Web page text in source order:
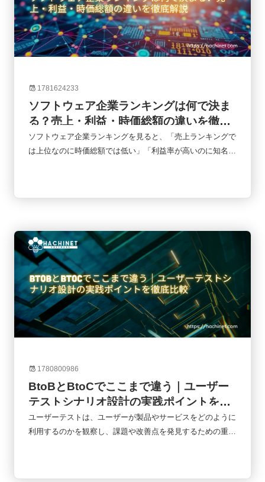
1781624233
ソフトウェア企業ランキングは何で決ま
る？売上・利益・時価総額の違いを徹底
解説
ソフトウェア企業ランキングを見ると、「売上ランキングで
は上位なのに時価総額では低い」「利益率が高いのに知名度
かをわかりやすく解説します。
1780800986
BtoBとBtoCでここまで違う｜ユーザー
テストシナリオ設計の実践ポイントを徹
底比較
ユーザーテストは、ユーザーが製品やサービスをどのように
利用するのかを観察し、課題や改善点を発見するための重要